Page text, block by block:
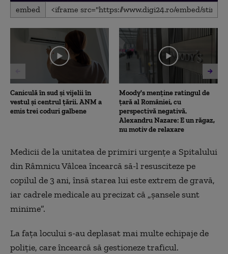
0
seconds
1
minute,
embed
Caniculă în sud și vijelii în
vestul și centrul țării. ANM a
emis trei coduri galbene
Moody's menține ratingul de
țară al României, cu
perspectivă negativă.
Alexandru Nazare: E un răgaz,
nu motiv de relaxare
Medicii de la unitatea de primiri urgențe a Spitalului
din Râmnicu Vâlcea încearcă să-l resusciteze pe
copilul de 3 ani, însă starea lui este extrem de gravă,
iar cadrele medicale au precizat că „șansele sunt
minime”.
La fața locului s-au deplasat mai multe echipaje de
poliție, care încearcă să gestioneze traficul.